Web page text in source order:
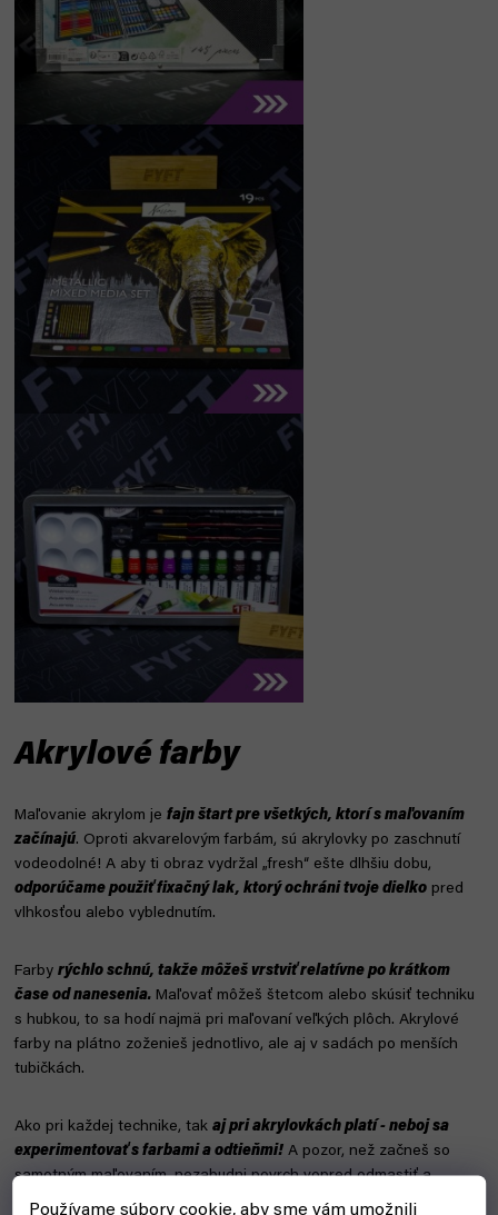
Používame súbory cookie, aby sme vám umožnili
Akrylové farby
Maľovanie akrylom je fajn štart pre všetkých, ktorí s maľovaním
začínajú. Oproti akvarelovým farbám, sú akrylovky po zaschnutí
vodeodolné! A aby ti obraz vydržal „fresh“ ešte dlhšiu dobu,
odporúčame použiť fixačný lak, ktorý ochráni tvoje dielko pred
vlhkosťou alebo vyblednutím.
Farby rýchlo schnú, takže môžeš vrstviť relatívne po krátkom
čase od nanesenia. Maľovať môžeš štetcom alebo skúsiť techniku ​​
s hubkou, to sa hodí najmä pri maľovaní veľkých plôch. Akrylové
farby na plátno zoženieš jednotlivo, ale aj v sadách po menších
tubičkách.
Ako pri každej technike, tak aj pri akrylovkách platí - neboj sa
experimentovať s farbami a odtieňmi! A pozor, než začneš so
samotným maľovaním, nezabudni povrch vopred odmastiť a
prípadne zdrsniť! Tým si zaistíš lepšiu priľnavosť farieb k podkladu.